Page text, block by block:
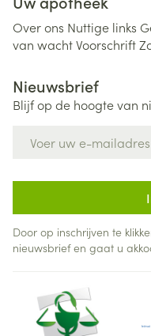
Over ons Nuttige links
van wachtVoorschrift
Nieuwsbrief
Blijf op de hoogte van
Door op inschrijven te
nieuwsbrief en gaat u